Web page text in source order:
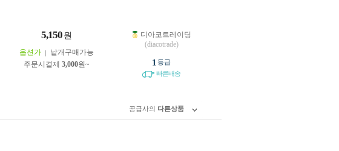
5,150 원
옵션가
낱개구매가능
주문시결제 3,000원~
디아코트레이딩
(diacotrade)
1 등급
빠른배송
공급사의 다른상품